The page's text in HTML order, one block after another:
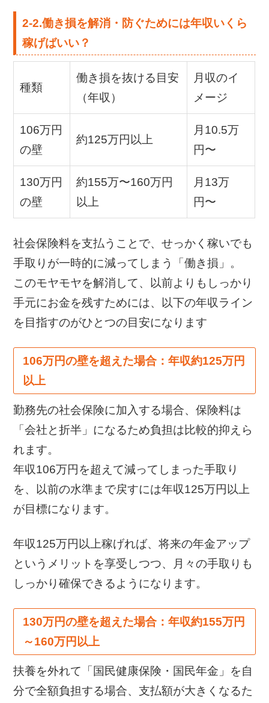
2-2.働き損を解消・防ぐためには年収いくら
稼げばいい？
種類
働き損を抜ける目安
（年収）
月収のイ
メージ
106万円
の壁
約125万円以上
月10.5万
円〜
130万円
の壁
約155万〜160万円
以上
月13万
円〜
社会保険料を支払うことで、せっかく稼いでも
手取りが一時的に減ってしまう「働き損」。
このモヤモヤを解消して、以前よりもしっかり
手元にお金を残すためには、以下の年収ライン
を目指すのがひとつの目安になります
106万円の壁を超えた場合：年収約125万円
以上
勤務先の社会保険に加入する場合、保険料は
「会社と折半」になるため負担は比較的抑えら
れます。
年収106万円を超えて減ってしまった手取り
を、以前の水準まで戻すには年収125万円以上
が目標になります。
年収125万円以上稼げれば、将来の年金アップ
というメリットを享受しつつ、月々の手取りも
しっかり確保できるようになります。
130万円の壁を超えた場合：年収約155万円
～160万円以上
扶養を外れて「国民健康保険・国民年金」を自
分で全額負担する場合、支払額が大きくなるた